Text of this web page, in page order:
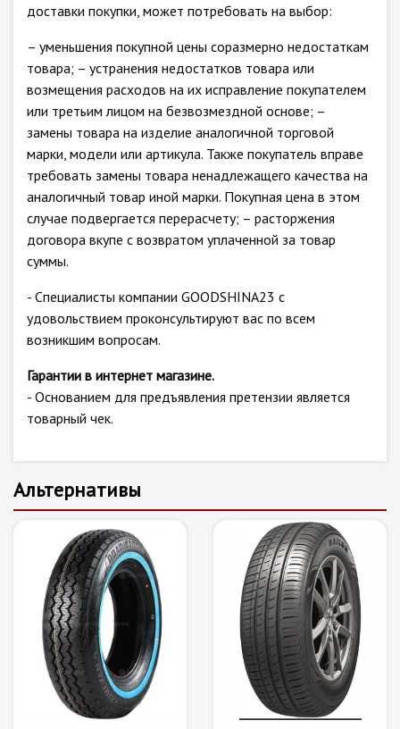
доставки покупки, может потребовать на выбор:
– уменьшения покупной цены соразмерно недостаткам
товара; – устранения недостатков товара или
возмещения расходов на их исправление покупателем
или третьим лицом на безвозмездной основе; –
замены товара на изделие аналогичной торговой
марки, модели или артикула. Также покупатель вправе
требовать замены товара ненадлежащего качества на
аналогичный товар иной марки. Покупная цена в этом
случае подвергается перерасчету; – расторжения
договора вкупе с возвратом уплаченной за товар
суммы.
- Специалисты компании GOODSHINA23 с
удовольствием проконсультируют вас по всем
возникшим вопросам.
Гарантии в интернет магазине.
- Основанием для предъявления претензии является
товарный чек.
Альтернативы